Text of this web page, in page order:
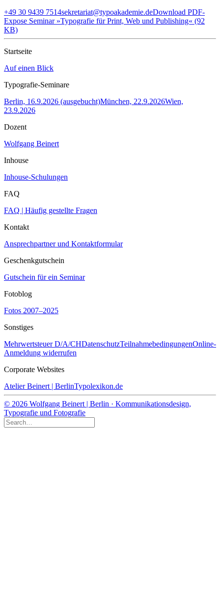
+49 30 9439 7514sekretariat@typoakademie.deDownload PDF-
Expose Seminar »Typografie für Print, Web und Publishing« (92
KB)
Startseite
Auf einen Blick
Typografie-Seminare
Berlin, 16.9.2026 (ausgebucht)München, 22.9.2026Wien,
23.9.2026
Dozent
Wolfgang Beinert
Inhouse
Inhouse-Schulungen
FAQ
FAQ | Häufig gestellte Fragen
Kontakt
Ansprechpartner und Kontaktformular
Geschenkgutschein
Gutschein für ein Seminar
Fotoblog
Fotos 2007–2025
Sonstiges
Mehrwertsteuer D/A/CHDatenschutzTeilnahmebedingungenOnline-
Anmeldung widerrufen
Corporate Websites
Atelier Beinert | BerlinTypolexikon.de
© 2026 Wolfgang Beinert | Berlin · Kommunikationsdesign,
Typografie und Fotografie